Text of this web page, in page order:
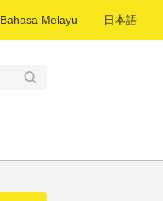
Bahasa Melayu 日本語